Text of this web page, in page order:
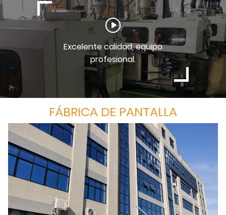
Excelente calidad, equipo
profesional.
FÁBRICA DE PANTALLA